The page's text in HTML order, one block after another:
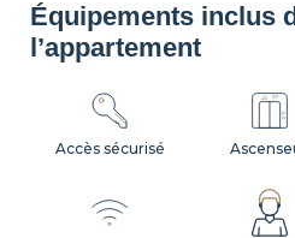
Équipements inclus
l’appartement
Accès sécurisé